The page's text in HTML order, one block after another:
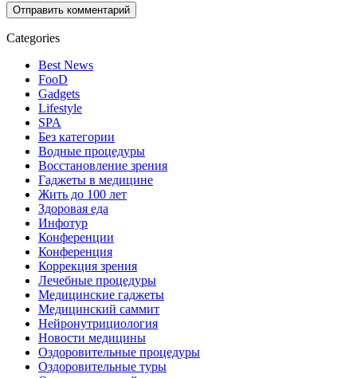
Categories
Best News
FooD
Gadgets
Lifestyle
SPA
Без категории
Водные процедуры
Восстановление зрения
Гаджеты в медицине
Жить до 100 лет
Здоровая еда
Инфотур
Конференции
Конференция
Коррекция зрения
Лечебные процедуры
Медицинские гаджеты
Медицинский саммит
Нейронутрициология
Новости медицины
Оздоровительные процедуры
Оздоровительные туры